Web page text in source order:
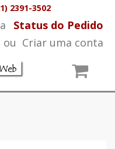
2391-3502
Status do Pedido
ou Criar uma conta